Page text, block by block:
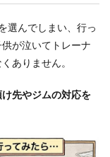
選んでしまい、行っ
が泣いてトレーナ
ありません。
先やジムの対応を